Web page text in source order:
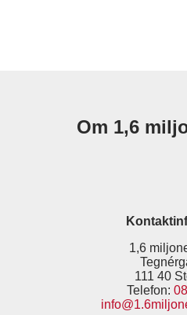
Om 1,6
1,6
111 40
Telefon: